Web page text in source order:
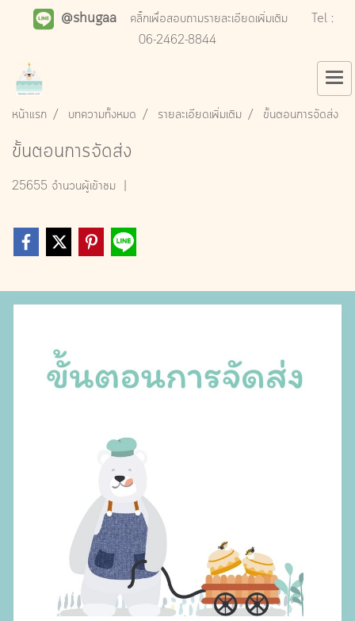
@shugaa คลิ๊กเพื่อสอบถามรายละเอียดเพิ่มเติม
Tel :
06-2462-8844
หน้าแรก บทความทั้งหมด รายละเอียดเพิ่มเติม ขั้นตอนการจัดส่ง
ขั้นตอนการจัดส่ง
25655 จำนวนผู้เข้าชม